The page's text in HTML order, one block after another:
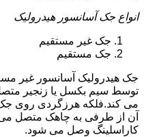
انواع جک آسانسور هیدرولیک
جک غیر مستقیم
جک مستقیم
جک هیدرولیک آسانسور غیر
توسط سیم بکسل یا زنجیر
می کند.فلکه هرزگردی روی
آن از طرفی به چاهک متصل
کاراسلینگ وصل می شود.